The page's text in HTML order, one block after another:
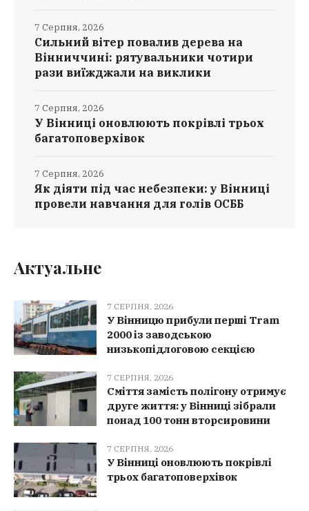
Сильний вітер повалив дерева на
Вінниччині: рятувальники чотири
рази виїжджали на виклики
7 Серпня, 2026
У Вінниці оновлюють покрівлі трьох
багатоповерхівок
7 Серпня, 2026
Як діяти під час небезпеки: у Вінниці
провели навчання для голів ОСББ
7 Серпня, 2026
Актуальне
7 СЕРПНЯ, 2026
У Вінницю прибули перші Tram
2000 із заводською
низькопідлоговою секцією
7 СЕРПНЯ, 2026
Сміття замість полігону отримує
друге життя: у Вінниці зібрали
понад 100 тонн вторсировини
7 СЕРПНЯ, 2026
У Вінниці оновлюють покрівлі
трьох багатоповерхівок